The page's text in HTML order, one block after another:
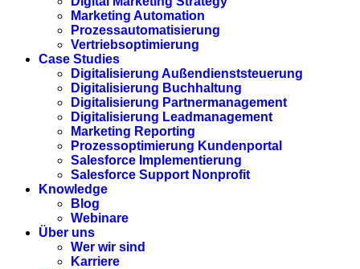
Marketing Automation
Prozessautomatisierung
Vertriebsoptimierung
Case Studies
Digitalisierung Außendienststeuerung
Digitalisierung Buchhaltung
Digitalisierung Partnermanagement
Digitalisierung Leadmanagement
Marketing Reporting
Prozessoptimierung Kundenportal
Salesforce Implementierung
Salesforce Support Nonprofit
Knowledge
Blog
Webinare
Über uns
Wer wir sind
Karriere